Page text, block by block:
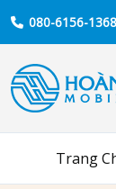
080-6156-1368
Trang